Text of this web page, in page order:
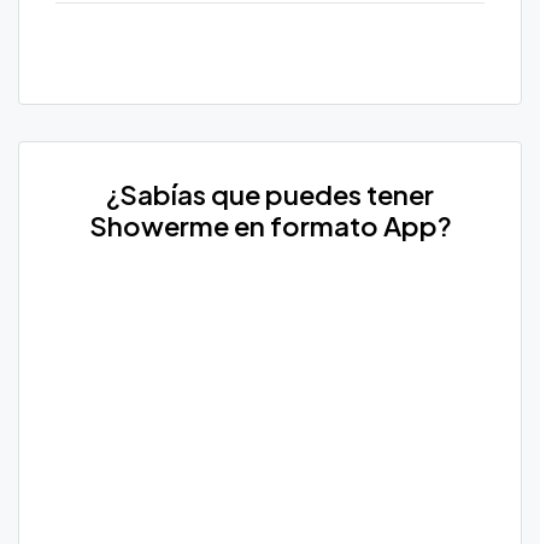
¿Sabías que puedes tener
Showerme en formato App?